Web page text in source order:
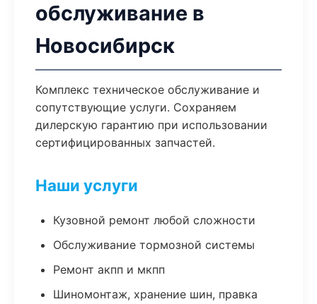
обслуживание в
Новосибирск
Комплекс техническое обслуживание и
сопутствующие услуги. Сохраняем
дилерскую гарантию при использовании
сертифицированных запчастей.
Наши услуги
Кузовной ремонт любой сложности
Обслуживание тормозной системы
Ремонт акпп и мкпп
Шиномонтаж, хранение шин, правка